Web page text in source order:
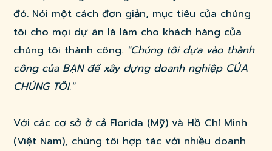
đó. Nói một cách đơn giản, mục tiêu của chúng
tôi cho mọi dự án là làm cho khách hàng của
chúng tôi thành công. "Chúng tôi dựa vào thành
công của BẠN để xây dựng doanh nghiệp CỦA
CHÚNG TÔI."
Với các cơ sở ở cả Florida (Mỹ) và Hồ Chí Minh
(Việt Nam), chúng tôi hợp tác với nhiều doanh